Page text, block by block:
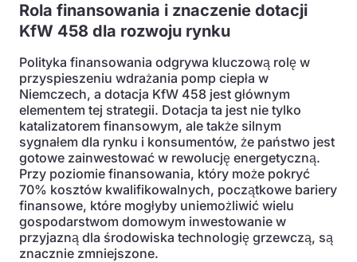
Rola finansowania i znaczenie dotacji
KfW 458 dla rozwoju rynku
Polityka finansowania odgrywa kluczową rolę w
przyspieszeniu wdrażania pomp ciepła w
Niemczech, a dotacja KfW 458 jest głównym
elementem tej strategii. Dotacja ta jest nie tylko
katalizatorem finansowym, ale także silnym
sygnałem dla rynku i konsumentów, że państwo jest
gotowe zainwestować w rewolucję energetyczną.
Przy poziomie finansowania, który może pokryć
70% kosztów kwalifikowalnych, początkowe bariery
finansowe, które mogłyby uniemożliwić wielu
gospodarstwom domowym inwestowanie w
przyjazną dla środowiska technologię grzewczą, są
znacznie zmniejszone.